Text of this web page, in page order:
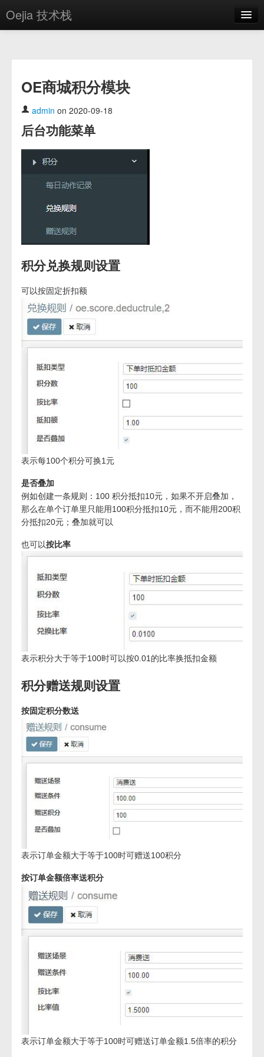
Oejia 技术栈
方案
OE学院
分享
OE商城积分模块
admin on 2020-09-18
后台功能菜单
积分兑换规则设置
可以按固定折扣额
表示每100个积分可换1元
是否叠加
例如创建一条规则：100 积分抵扣10元，如果不开启叠加，
那么在单个订单里只能用100积分抵扣10元，而不能用200积
分抵扣20元；叠加就可以
也可以按比率
表示积分大于等于100时可以按0.01的比率换抵扣金额
积分赠送规则设置
按固定积分数送
表示订单金额大于等于100时可赠送100积分
按订单金额倍率送积分
表示订单金额大于等于100时可赠送订单金额1.5倍率的积分